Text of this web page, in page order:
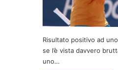
Risultato positivo ad
se l’è vista davvero
uno…